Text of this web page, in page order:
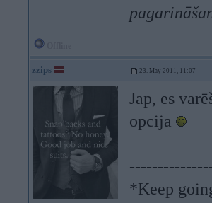
zzips 23. May 2011, 11:07
Jap, es
opcija
*Keep